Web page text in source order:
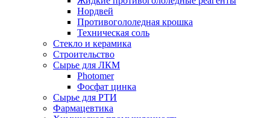
Нордвей
Противогололедная крошка
Техническая соль
Стекло и керамика
Строительство
Сырье для ЛКМ
Photomer
Фосфат цинка
Сырье для РТИ
Фармацевтика